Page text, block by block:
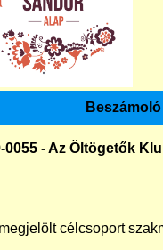
0055 - Az Öltögetők
célcsoport